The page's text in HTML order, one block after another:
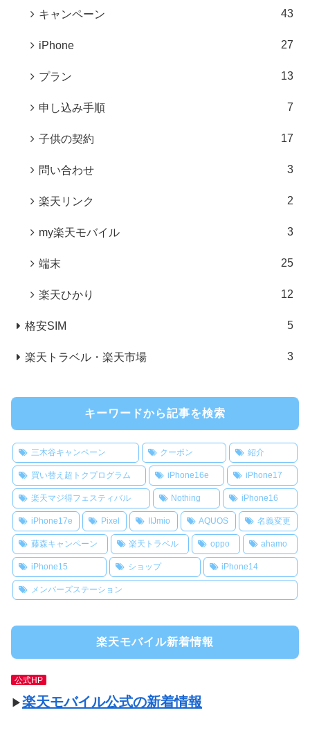
キャンペーン 43
iPhone 27
プラン 13
申し込み手順 7
子供の契約 17
問い合わせ 3
楽天リンク 2
my楽天モバイル 3
端末 25
楽天ひかり 12
格安SIM 5
楽天トラベル・楽天市場 3
キーワードから記事を検索
三木谷キャンペーン クーポン 紹介
買い替え超トクプログラム iPhone16e iPhone17
楽天マジ得フェスティバル Nothing iPhone16
iPhone17e Pixel IIJmio AQUOS 名義変更
藤森キャンペーン 楽天トラベル oppo ahamo
iPhone15 ショップ iPhone14
メンバーズステーション
楽天モバイル新着情報
公式HP
▶楽天モバイル公式の新着情報